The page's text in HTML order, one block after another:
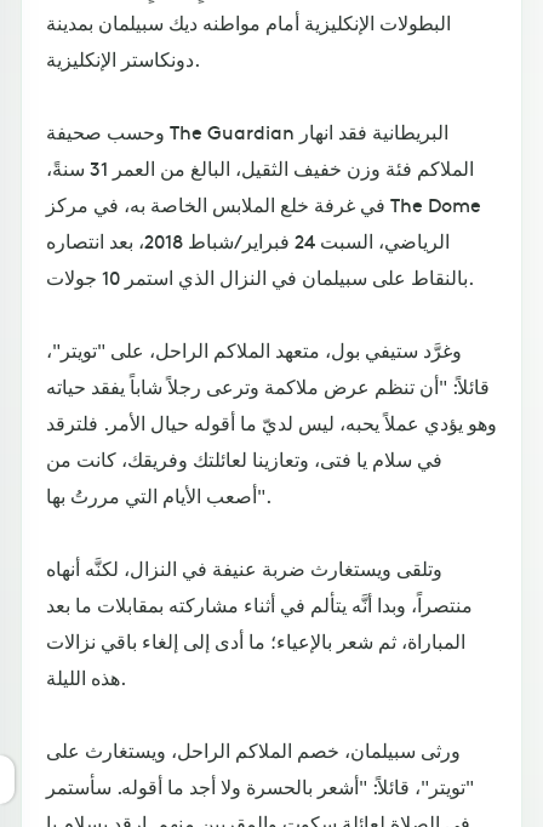
البطولات الإنكليزية أمام مواطنه ديك سبيلمان بمدينة
دونكاستر الإنكليزية.
وحسب صحيفة The Guardian البريطانية فقد انهار
الملاكم فئة وزن خفيف الثقيل، البالغ من العمر 31 سنةً،
في غرفة خلع الملابس الخاصة به، في مركز The Dome
الرياضي، السبت 24 فبراير/شباط 2018، بعد انتصاره
بالنقاط على سبيلمان في النزال الذي استمر 10 جولات.
وغرَّد ستيفي بول، متعهد الملاكم الراحل، على "تويتر"،
قائلاً: "أن تنظم عرض ملاكمة وترعى رجلاً شاباً يفقد حياته
وهو يؤدي عملاً يحبه، ليس لديّ ما أقوله حيال الأمر. فلترقد
في سلام يا فتى، وتعازينا لعائلتك وفريقك، كانت من
أصعب الأيام التي مررتُ بها".
وتلقى ويستغارث ضربة عنيفة في النزال، لكنَّه أنهاه
منتصراً، وبدا أنَّه يتألم في أثناء مشاركته بمقابلات ما بعد
المباراة، ثم شعر بالإعياء؛ ما أدى إلى إلغاء باقي نزالات
هذه الليلة.
ورثى سبيلمان، خصم الملاكم الراحل، ويستغارث على
"تويتر"، قائلاً: "أشعر بالحسرة ولا أجد ما أقوله. سأستمر